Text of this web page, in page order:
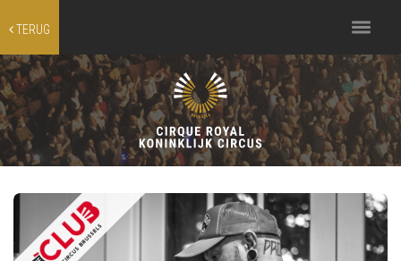
TERUG
Toggle
navigation